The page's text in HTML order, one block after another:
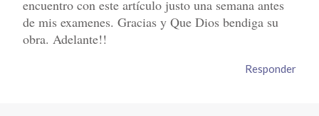
encuentro con este artículo justo una semana antes
de mis examenes. Gracias y Que Dios bendiga su
obra. Adelante!!
Responder